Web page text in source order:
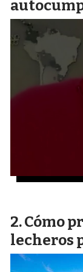
Cómo
lecheros